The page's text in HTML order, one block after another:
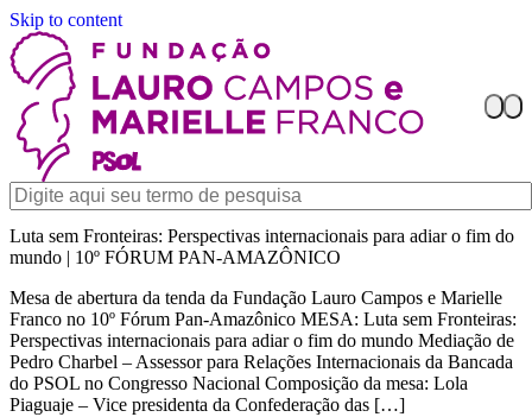
Skip to content
Luta sem Fronteiras: Perspectivas internacionais para adiar o fim do
mundo | 10º FÓRUM PAN-AMAZÔNICO
Mesa de abertura da tenda da Fundação Lauro Campos e Marielle
Franco no 10º Fórum Pan-Amazônico MESA: Luta sem Fronteiras:
Perspectivas internacionais para adiar o fim do mundo Mediação de
Pedro Charbel – Assessor para Relações Internacionais da Bancada
do PSOL no Congresso Nacional Composição da mesa: Lola
Piaguaje – Vice presidenta da Confederação das […]